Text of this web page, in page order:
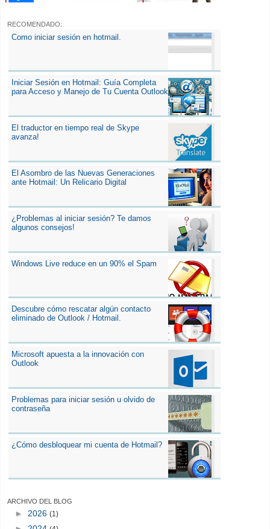
RECOMENDADO:
Como iniciar sesión en hotmail.
Iniciar Sesión en Hotmail: Guía Completa
para Acceso y Manejo de Tu Cuenta Outlook
El traductor en tiempo real de Skype
avanza!
El Asombro de las Nuevas Generaciones
ante Hotmail: Un Relicario Digital
¿Problemas al iniciar sesión? Te damos
algunos consejos!
Windows Live reduce en un 90% el Spam
Descubre cómo rescatar algún contacto
eliminado de Outlook / Hotmail.
Microsoft apuesta a la innovación con
Outlook
Problemas para iniciar sesión u olvido de
contraseña
¿Cómo desbloquear mi cuenta de Hotmail?
ARCHIVO DEL BLOG
► 2026 (1)